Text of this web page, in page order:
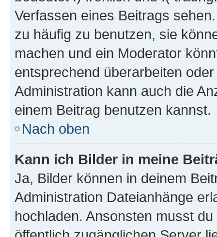
Verfassen eines Beitrags
zu häufig zu benutzen, sie
machen und ein Moderator
entsprechend überarbeiten
Administration kann auch die
einem Beitrag benutzen kannst.
Nach oben
Kann ich Bilder in meine
Ja, Bilder können in deinem
Administration Dateianhänge
hochladen. Ansonsten musst